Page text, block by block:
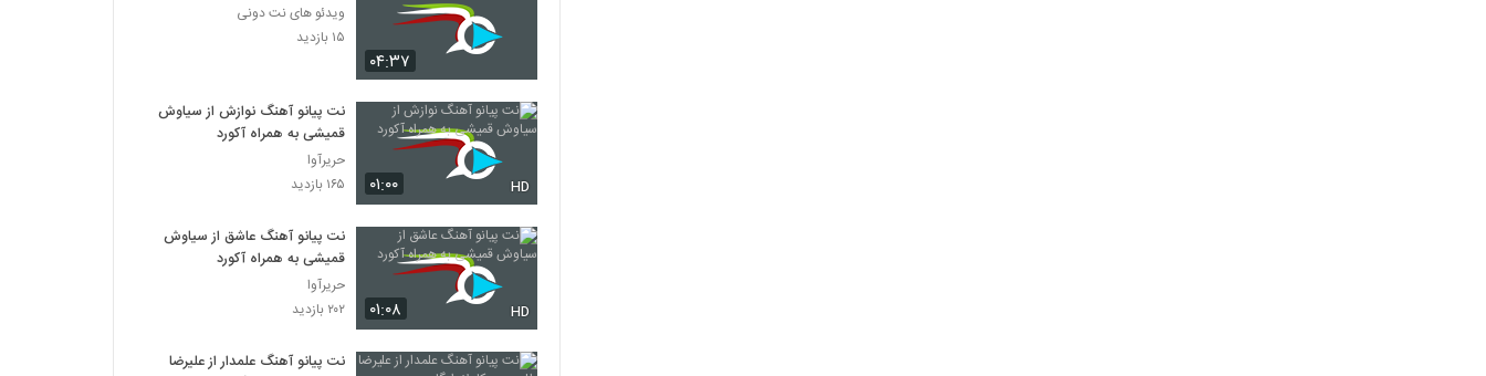
۰۴:۳۷
ویدئو های نت دونی
۱۵ بازدید
۰۱:۰۰ HD
نت پیانو آهنگ نوازش از سیاوش
قمیشی به همراه آکورد
حریرآوا
۱۶۵ بازدید
۰۱:۰۸ HD
نت پیانو آهنگ عاشق از سیاوش
قمیشی به همراه آکورد
حریرآوا
۲۰۲ بازدید
نت پیانو آهنگ علمدار از علیرضا